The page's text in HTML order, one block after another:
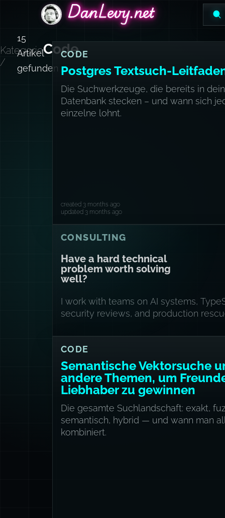
DanLevy.netDanLevy.net
DanLevy.net
Kategorie
/
Code
15
Artikel
gefunden
CODE
Postgres Textsuch-
Die Suchwerkzeuge, die bereits in
Datenbank stecken – und wann sich
einzelne lohnt.
created 3 months ago
updated 3 months ago
CONSULTING
Have a hard technical
problem worth solving
well?
I work with teams on AI systems,
security reviews, and production
CODE
Semantische Vektorsuche
andere Themen, um
Liebhaber zu gewinnen
Die gesamte Suchlandschaft: exakt,
semantisch, hybrid — und wann man
kombiniert.